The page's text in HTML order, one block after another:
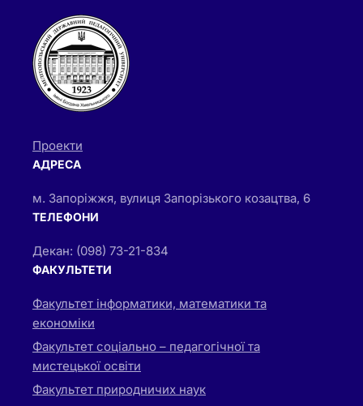
Проекти
АДРЕСА
м. Запоріжжя, вулиця Запорізького козацтва, 6
ТЕЛЕФОНИ
Декан: (098) 73-21-834
ФАКУЛЬТЕТИ
Факультет інформатики, математики та
економіки
Факультет соціально – педагогічної та
мистецької освіти
Факультет природничих наук